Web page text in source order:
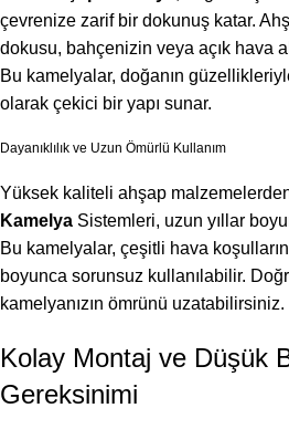
çevrenize zarif bir dokunuş katar.
dokusu, bahçenizin veya açık hava
Bu kamelyalar, doğanın
olarak çekici bir yapı sunar.
Dayanıklılık ve Uzun Ömürlü Kullanım
Yüksek kaliteli ahşap
Kamelya Sistemleri, uzun yıllar
Bu kamelyalar, çeşitli hava
boyunca sorunsuz kullanılabilir.
kamelyanızın ömrünü uzatabilirsiniz.
Kolay Montaj ve Düşük
Gereksinimi